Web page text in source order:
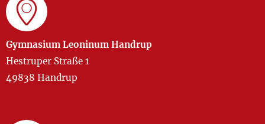
Gymnasium Leoninum Handrup
Hestruper Straße 1
49838 Handrup